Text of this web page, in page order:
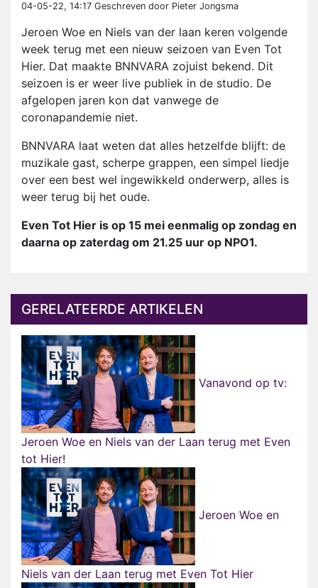
04-05-22, 14:17 Geschreven door Pieter Jongsma
Jeroen Woe en Niels van der laan keren volgende
week terug met een nieuw seizoen van Even Tot
Hier. Dat maakte BNNVARA zojuist bekend. Dit
seizoen is er weer live publiek in de studio. De
afgelopen jaren kon dat vanwege de
coronapandemie niet.
BNNVARA laat weten dat alles hetzelfde blijft: de
muzikale gast, scherpe grappen, een simpel liedje
over een best wel ingewikkeld onderwerp, alles is
weer terug bij het oude.
Even Tot Hier is op 15 mei eenmalig op zondag en
daarna op zaterdag om 21.25 uur op NPO1.
GERELATEERDE ARTIKELEN
Vanavond op tv:
Jeroen Woe en Niels van der Laan terug met Even
tot Hier!
Jeroen Woe en
Niels van der Laan terug met Even Tot Hier